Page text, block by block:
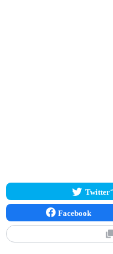
Twitter
Facebook